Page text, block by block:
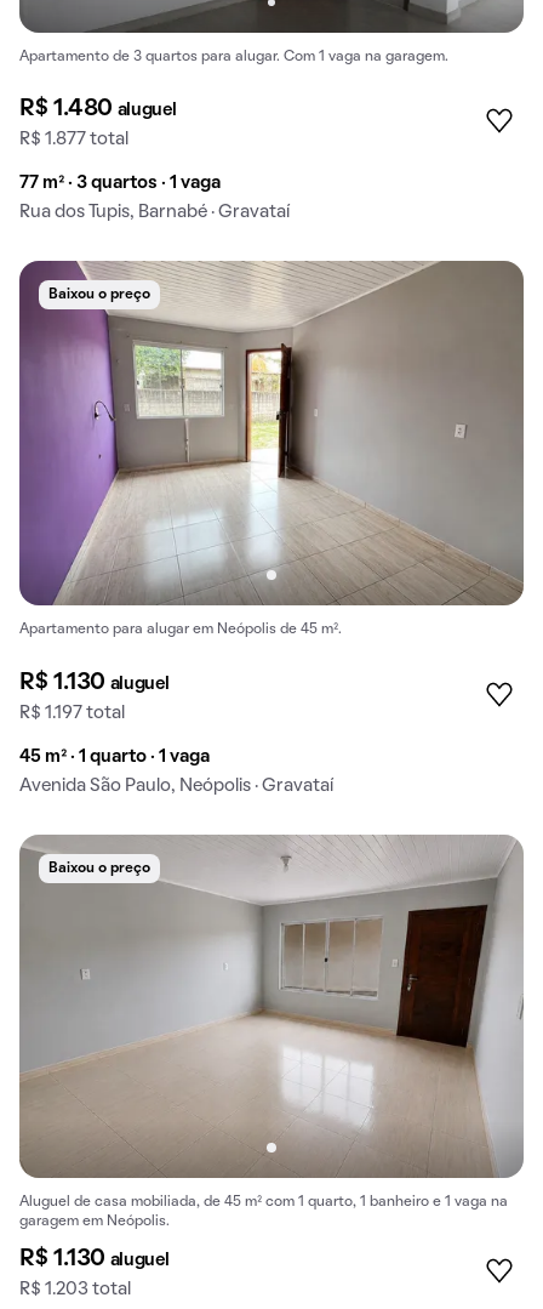
Apartamento de 3 quartos para alugar. Com 1 vaga na garagem.
R$ 1.480 aluguel
R$ 1.877 total
77 m² · 3 quartos · 1 vaga
Rua dos Tupis, Barnabé · Gravataí
Baixou o preço
Apartamento para alugar em Neópolis de 45 m².
R$ 1.130 aluguel
R$ 1.197 total
45 m² · 1 quarto · 1 vaga
Avenida São Paulo, Neópolis · Gravataí
Baixou o preço
Aluguel de casa mobiliada, de 45 m² com 1 quarto, 1 banheiro e 1 vaga na
garagem em Neópolis.
R$ 1.130 aluguel
R$ 1.203 total